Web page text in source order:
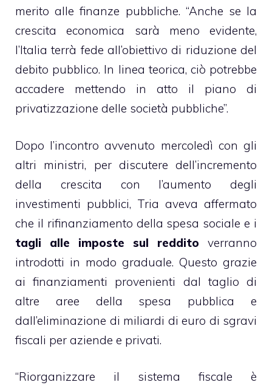
merito alle finanze pubbliche. “Anche se la
crescita economica sarà meno evidente,
l’Italia terrà fede all’obiettivo di riduzione del
debito pubblico. In linea teorica, ciò potrebbe
accadere mettendo in atto il piano di
privatizzazione delle società pubbliche”.
Dopo l’incontro avvenuto mercoledì con gli
altri ministri, per discutere dell’incremento
della crescita con l’aumento degli
investimenti pubblici, Tria aveva affermato
che il rifinanziamento della spesa sociale e i
tagli alle imposte sul reddito verranno
introdotti in modo graduale. Questo grazie
ai finanziamenti provenienti dal taglio di
altre aree della spesa pubblica e
dall’eliminazione di miliardi di euro di sgravi
fiscali per aziende e privati.
“Riorganizzare il sistema fiscale è